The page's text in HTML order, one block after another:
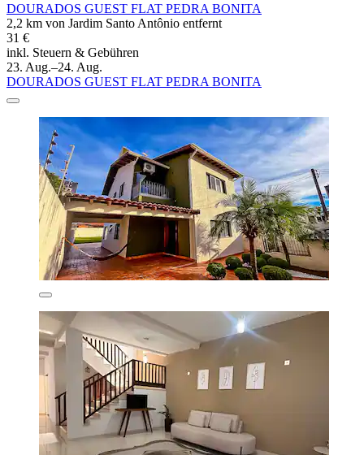
DOURADOS GUEST FLAT PEDRA BONITA
2,2 km von Jardim Santo Antônio entfernt
31 €
inkl. Steuern & Gebühren
23. Aug.–24. Aug.
DOURADOS GUEST FLAT PEDRA BONITA